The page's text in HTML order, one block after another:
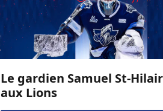
Le gardien Samuel St-
aux Lions